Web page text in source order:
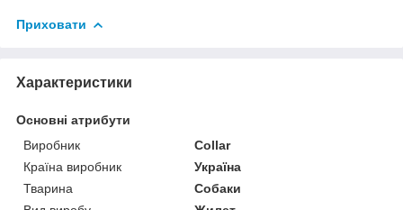
Приховати
Характеристики
Основні атрибути
Виробник
Collar
Країна виробник
Україна
Тварина
Собаки